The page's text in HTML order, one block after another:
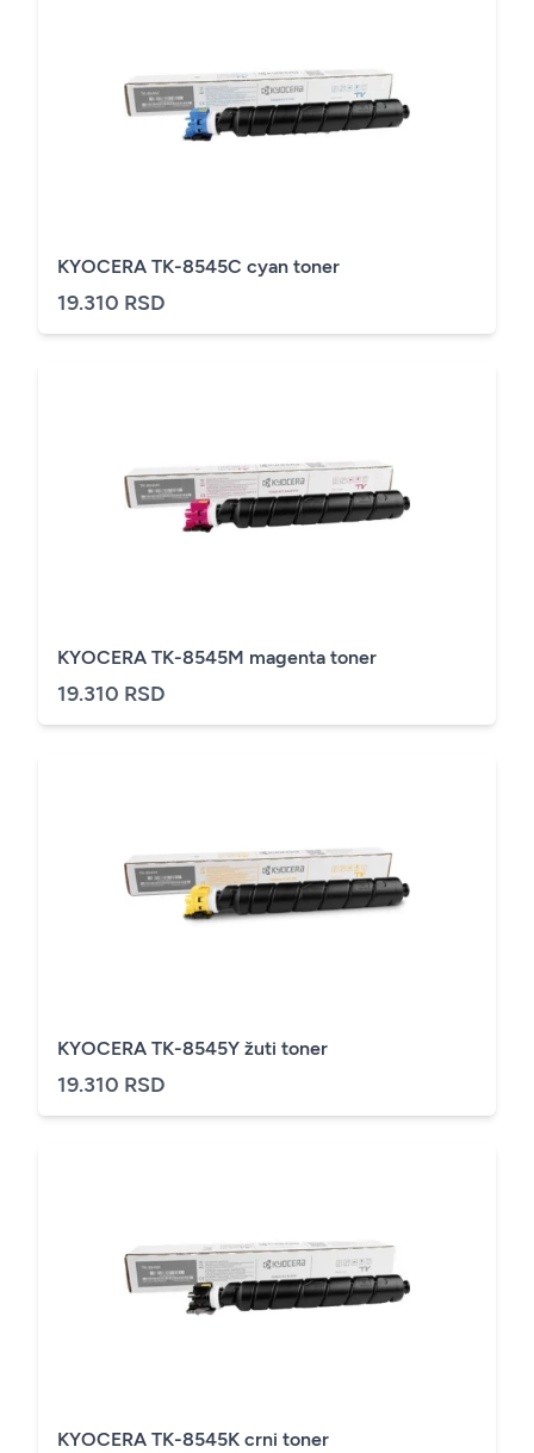
KYOCERA TK-8545C cyan toner
19.310 RSD
KYOCERA TK-8545M magenta toner
19.310 RSD
KYOCERA TK-8545Y žuti toner
19.310 RSD
KYOCERA TK-8545K crni toner